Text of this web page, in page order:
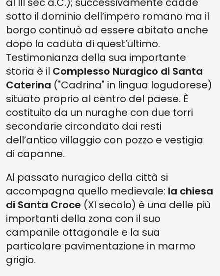
sotto il dominio dell’impero romano ma il
borgo continuò ad essere abitato anche
dopo la caduta di quest’ultimo.
Testimonianza della sua importante
storia è il Complesso Nuragico di Santa
Caterina ("Cadrina" in lingua logudorese)
situato proprio al centro del paese. È
costituito da un nuraghe con due torri
secondarie circondato dai resti
dell’antico villaggio con pozzo e vestigia
di capanne.
Al passato nuragico della città si
accompagna quello medievale: la chiesa
di Santa Croce (XI secolo) è una delle più
importanti della zona con il suo
campanile ottagonale e la sua
particolare pavimentazione in marmo
grigio.